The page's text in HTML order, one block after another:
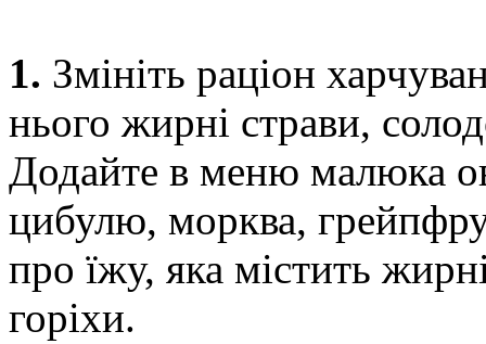
1. Змініть раціон
нього жирні страви,
Додайте в меню малюка
цибулю, морква,
про їжу, яка містить
горіхи.